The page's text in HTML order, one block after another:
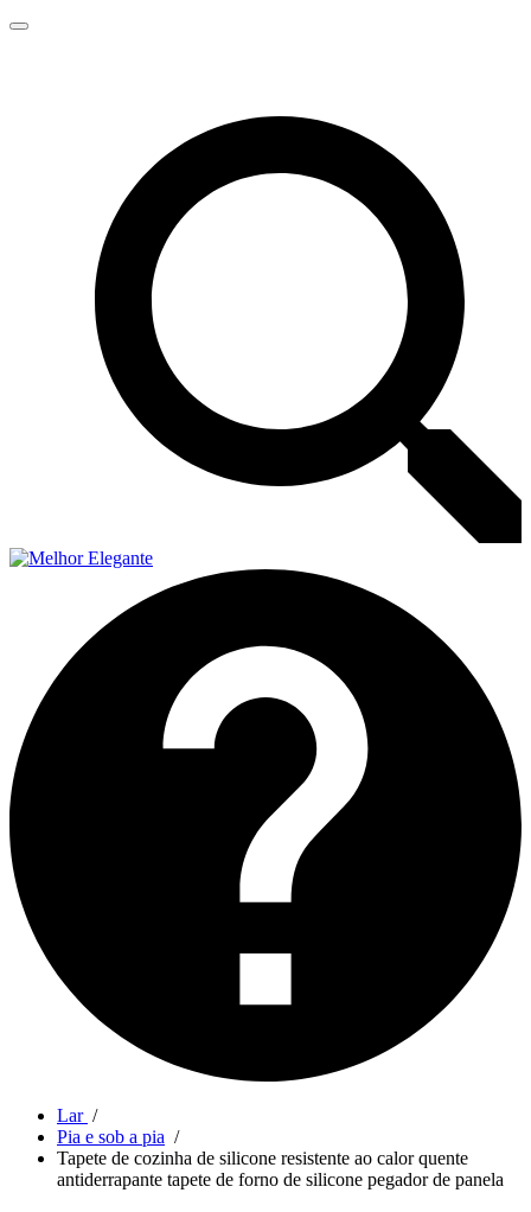
Lar /
Pia e sob a pia /
Tapete de cozinha de silicone resistente ao calor quente
antiderrapante tapete de forno de silicone pegador de panela